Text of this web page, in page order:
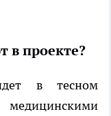
в проекте?
в тесном